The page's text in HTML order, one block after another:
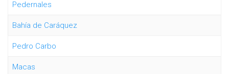
Pedernales
Bahía de Caráquez
Pedro Carbo
Macas